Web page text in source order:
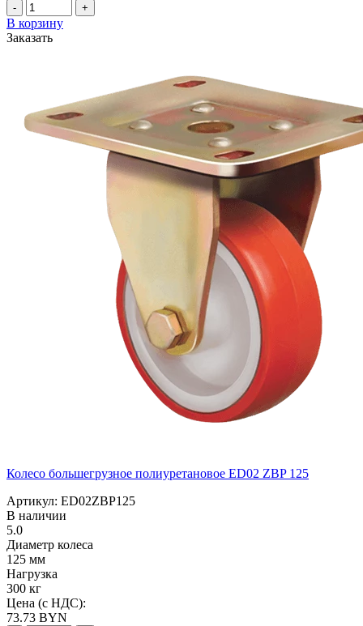
- +
В корзину
Заказать
Колесо большегрузное полиуретановое ED02 ZBP 125
Артикул: ED02ZBP125
В наличии
5.0
Диаметр колеса
125 мм
Нагрузка
300 кг
Цена (с НДС):
73.73 BYN